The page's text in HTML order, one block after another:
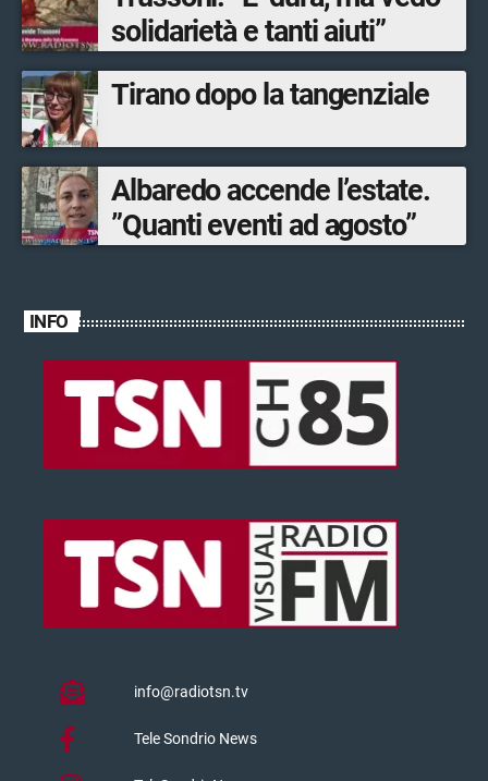
solidarietà e tanti aiuti”
Tirano dopo la tangenziale
Albaredo accende l’estate.
”Quanti eventi ad agosto”
INFO
info@radiotsn.tv
Tele Sondrio News